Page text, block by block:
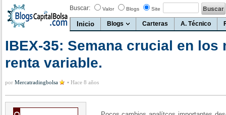
Buscar: Valor Blogs Site
Inicio Blogs Carteras A. Técnico
IBEX-35: Semana crucial en los
renta variable.
por Mercatradingbolsa • Hace 8 años